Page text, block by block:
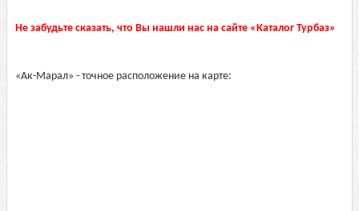
Не забудьте сказать, что Вы нашли нас на сайте «Каталог Турбаз»
«Ак-Марал» - точное расположение на карте: